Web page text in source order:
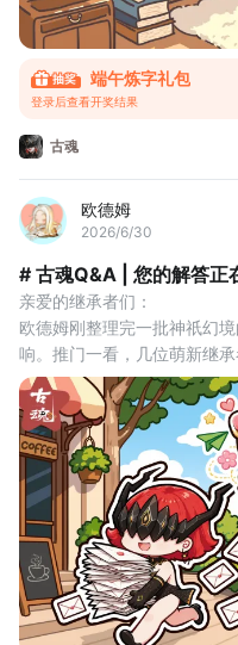
端午炼字礼包
登录后查看开奖结果
古魂
欧德姆
2026/6/30
# 古魂Q&A | 您的解答正
亲爱的继承者们：
欧德姆刚整理完一批神祇幻
响。推门一看，几位萌新继
问题”。
“转职按钮在哪儿？”“旧印到
欧德姆叹了口气，放下手里
答疑，问倒我算你们赢！“
以下是本期Q&A实录，没赶
继承者（手机怼到欧德姆脸